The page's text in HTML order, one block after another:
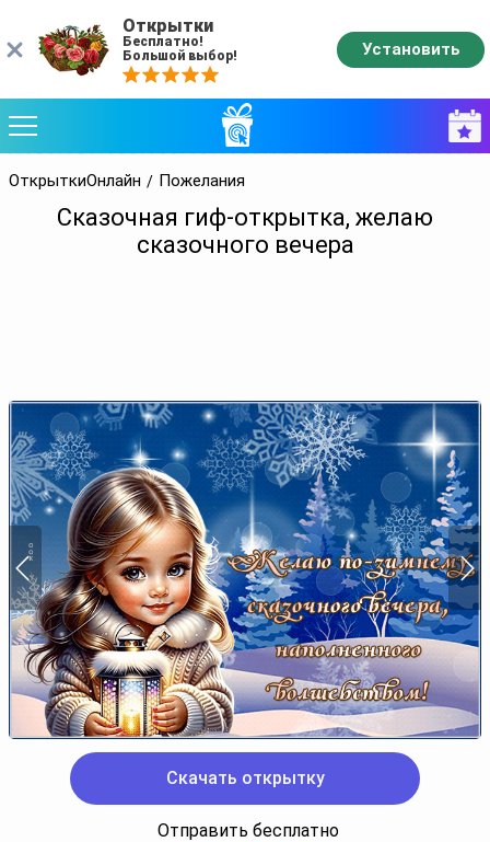
ОткрыткиОнлайн Пожелания
Сказочная гиф-открытка, желаю
сказочного вечера
Скачать открытку
Отправить бесплатно
Открытки
Бесплатно!
Большой выбор!
Установить